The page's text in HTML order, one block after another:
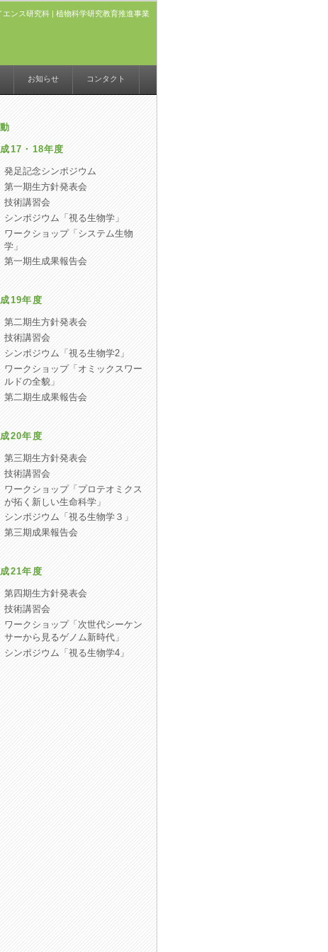
エンス研究科 | 植物科学研究教育推進事業
お知らせ コンタクト
17・18年度
発足記念シンポジウム
第一期生方針発表会
技術講習会
シンポジウム「視る生物学」
ワークショップ「システム生物
学」
第一期生成果報告会
19年度
第二期生方針発表会
技術講習会
シンポジウム「視る生物学2」
ワークショップ「オミックスワー
ルドの全貌」
第二期生成果報告会
20年度
第三期生方針発表会
技術講習会
ワークショップ「プロテオミクス
が拓く新しい生命科学」
シンポジウム「視る生物学３」
第三期成果報告会
21年度
第四期生方針発表会
技術講習会
ワークショップ「次世代シーケン
サーから見るゲノム新時代」
シンポジウム「視る生物学4」